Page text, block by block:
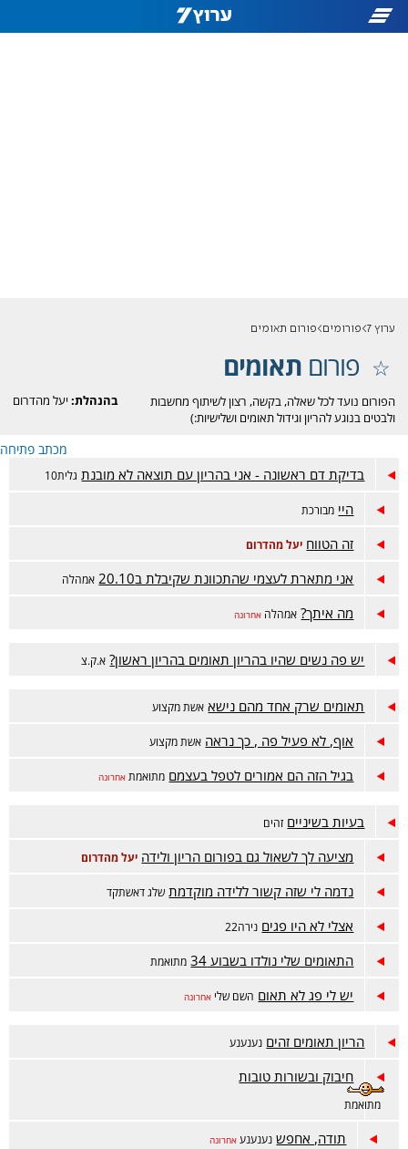
ערוץ 7 פורומים פורום תאומים
פורום תאומים
בהנהלת: יעל מהדרום
הפורום נועד לכל שאלה, בקשה, רצון לשיתוף מחשבות
ולבטים בנוגע להריון וגידול תאומים ושלישיות:)
מכתב פתיחה
בדיקת דם ראשונה - אני בהריון עם תוצאה לא מובנת גלית10
היי מבורכת
זה הטווח יעל מהדרום
אני מתארת לעצמי שהתכוונת שקיבלת ב20.10 אמהלה
מה איתך? אמהלה אחרונה
יש פה נשים שהיו בהריון תאומים בהריון ראשון? א.ק.צ
תאומים שרק אחד מהם נישא אשת מקצוע
אוף, לא פעיל פה , כך נראה אשת מקצוע
בגיל הזה הם אמורים לטפל בעצמם מתואמת אחרונה
בעיות בשיניים זהים
מציעה לך לשאול גם בפורום הריון ולידה יעל מהדרום
נדמה לי שזה קשור ללידה מוקדמת שלג דאשתקד
אצלי לא היו פגים נירה22
התאומים שלי נולדו בשבוע 34 מתואמת
יש לי פג לא תאום השם שלי אחרונה
הריון תאומים זהים נענענע
חיבוק ובשורות טובות
מתואמת
תודה, אחפש נענענע אחרונה